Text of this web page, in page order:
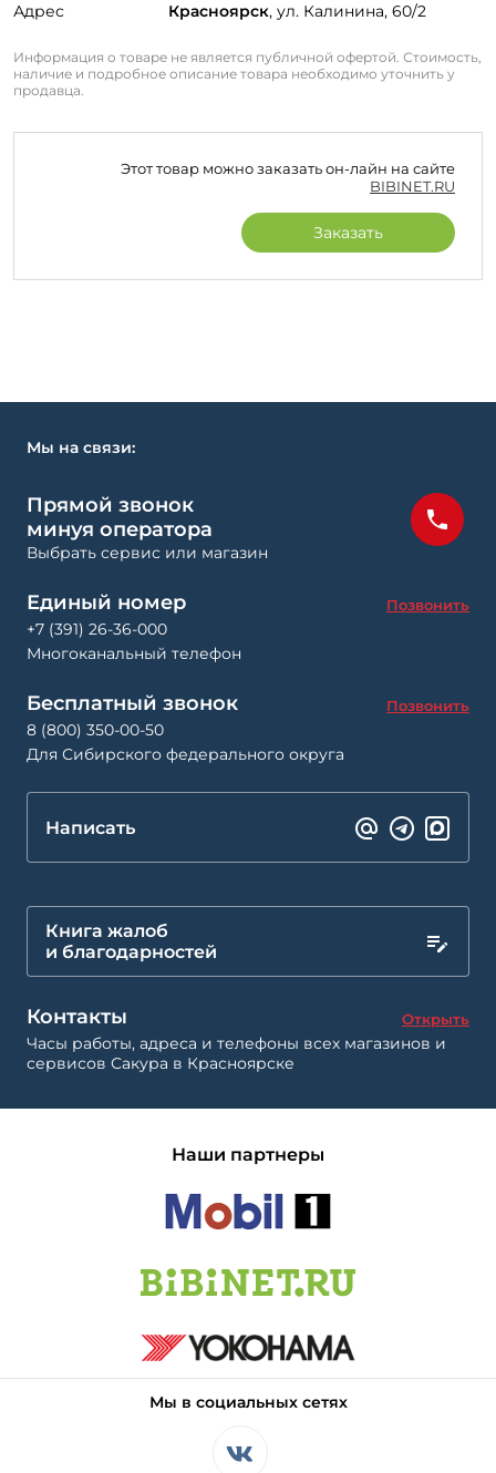
Адрес
Красноярск, ул. Калинина, 60/2
Информация о товаре не является публичной офертой. Стоимость,
наличие и подробное описание товара необходимо уточнить у
продавца.
Этот товар можно заказать он-лайн на сайте
BIBINET.RU
Заказать
Мы на связи:
Прямой звонок
минуя оператора
Выбрать сервис или магазин
Единый номер Позвонить
+7 (391) 26-36-000
Многоканальный телефон
Бесплатный звонок Позвонить
8 (800) 350-00-50
Для Сибирского федерального округа
Написать
Книга жалоб
и благодарностей
Контакты Открыть
Часы работы, адреса и телефоны всех магазинов и
сервисов Сакура в Красноярске
Наши партнеры
Мы в социальных сетях